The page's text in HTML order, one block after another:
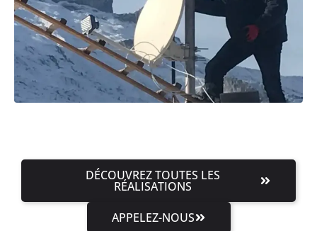
DÉCOUVREZ TOUTES LES
RÉALISATIONS
APPELEZ-NOUS